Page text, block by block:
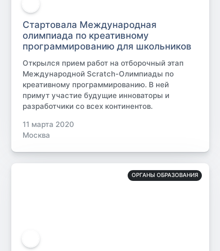
Стартовала Международная
олимпиада по креативному
программированию для школьников
Открылся прием работ на отборочный этап
Международной Scratch-Олимпиады по
креативному программированию. В ней
примут участие будущие инноваторы и
разработчики со всех континентов.
11 марта 2020
Москва
ОРГАНЫ ОБРАЗОВАНИЯ